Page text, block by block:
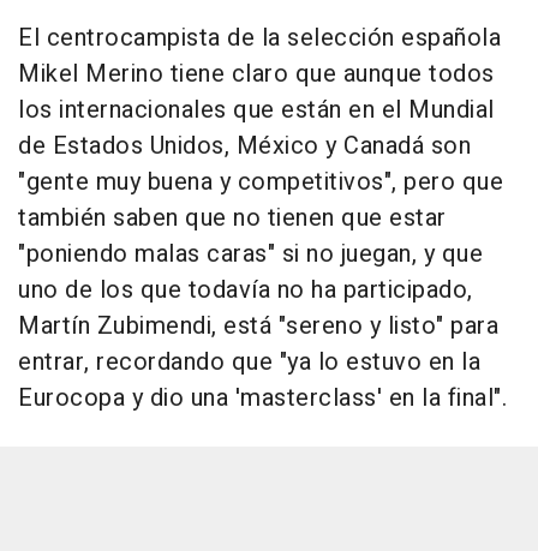
El centrocampista de la selección española
Mikel Merino tiene claro que aunque todos
los internacionales que están en el Mundial
de Estados Unidos, México y Canadá son
"gente muy buena y competitivos", pero que
también saben que no tienen que estar
"poniendo malas caras" si no juegan, y que
uno de los que todavía no ha participado,
Martín Zubimendi, está "sereno y listo" para
entrar, recordando que "ya lo estuvo en la
Eurocopa y dio una 'masterclass' en la final".